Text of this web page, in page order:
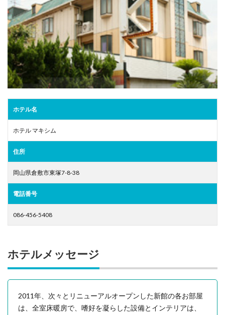
ホテル名
ホテル マキシム
住所
岡山県倉敷市東塚7-8-38
電話番号
086-456-5408
ホテルメッセージ
2011年、次々とリニューアルオープンした新館の各お部屋
は、全室床暖房で、嗜好を凝らした設備とインテリアは、